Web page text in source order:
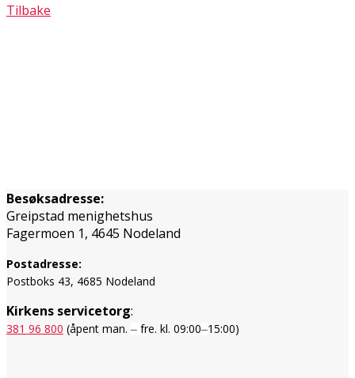
Tilbake
Besøksadresse:
Greipstad menighetshus
Fagermoen 1, 4645 Nodeland
Postadresse:
Postboks 43, 4685 Nodeland
Kirkens servicetorg:
381 96 800 (åpent man. – fre. kl. 09:00–15:00)